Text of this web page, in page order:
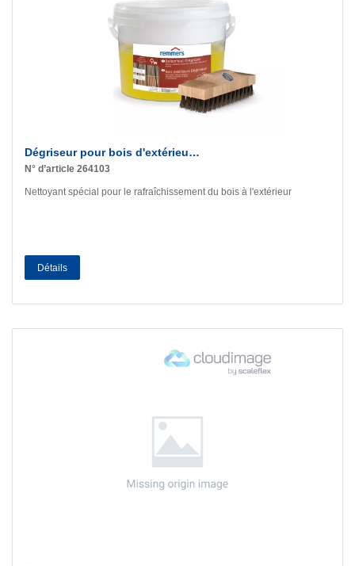
Dégriseur pour bois d'extérieu…
N° d’article 264103
Nettoyant spécial pour le rafraîchissement du bois à l'extérieur
Détails